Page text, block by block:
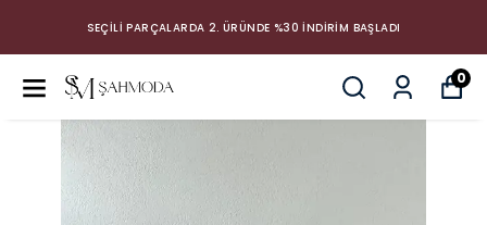
SEÇİLİ PARÇALARDA 2. ÜRÜNDE %30 İNDİRİM BAŞLADI
0